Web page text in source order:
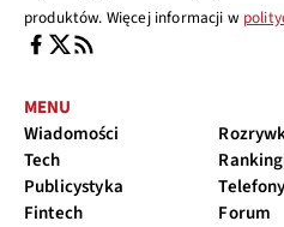
produktów. Więcej informacji w
MENU
Wiadomości
Tech
Publicystyka
Fintech
Telefony
Forum